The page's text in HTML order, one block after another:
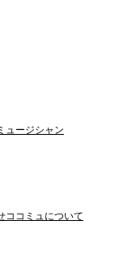
ュージシャン
ココミュについて